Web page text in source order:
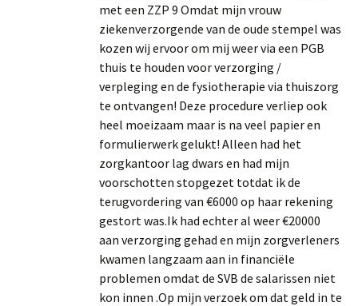
met een ZZP 9 Omdat mijn vrouw
ziekenverzorgende van de oude stempel was
kozen wij ervoor om mij weer via een PGB
thuis te houden voor verzorging /
verpleging en de fysiotherapie via thuiszorg
te ontvangen! Deze procedure verliep ook
heel moeizaam maar is na veel papier en
formulierwerk gelukt! Alleen had het
zorgkantoor lag dwars en had mijn
voorschotten stopgezet totdat ik de
terugvordering van €6000 op haar rekening
gestort was.Ik had echter al weer €20000
aan verzorging gehad en mijn zorgverleners
kwamen langzaam aan in financiële
problemen omdat de SVB de salarissen niet
kon innen .Op mijn verzoek om dat geld in te